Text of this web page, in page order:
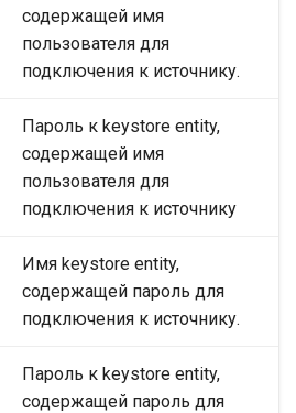
содержащей имя
пользователя для
подключения к источнику.
Пароль к keystore entity,
содержащей имя
пользователя для
подключения к источнику
Имя keystore entity,
содержащей пароль для
подключения к источнику.
Пароль к keystore entity,
содержащей пароль для